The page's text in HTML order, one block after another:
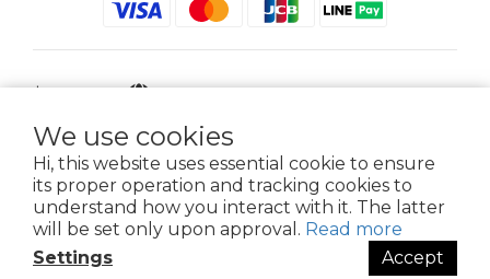
We use cookies
Hi, this website uses essential cookie to ensure
its proper operation and tracking cookies to
understand how you interact with it. The latter
will be set only upon approval. Read more
Settings
Accept
$ TWD English
2021 © iGreenbag | DoaBag | Working Hrs 8:30 - 18:00｜新北市新莊區中正路
659-5號3樓 | 02-2903-8800 | 統編 : 28396448 (唯一統編無關係企業)